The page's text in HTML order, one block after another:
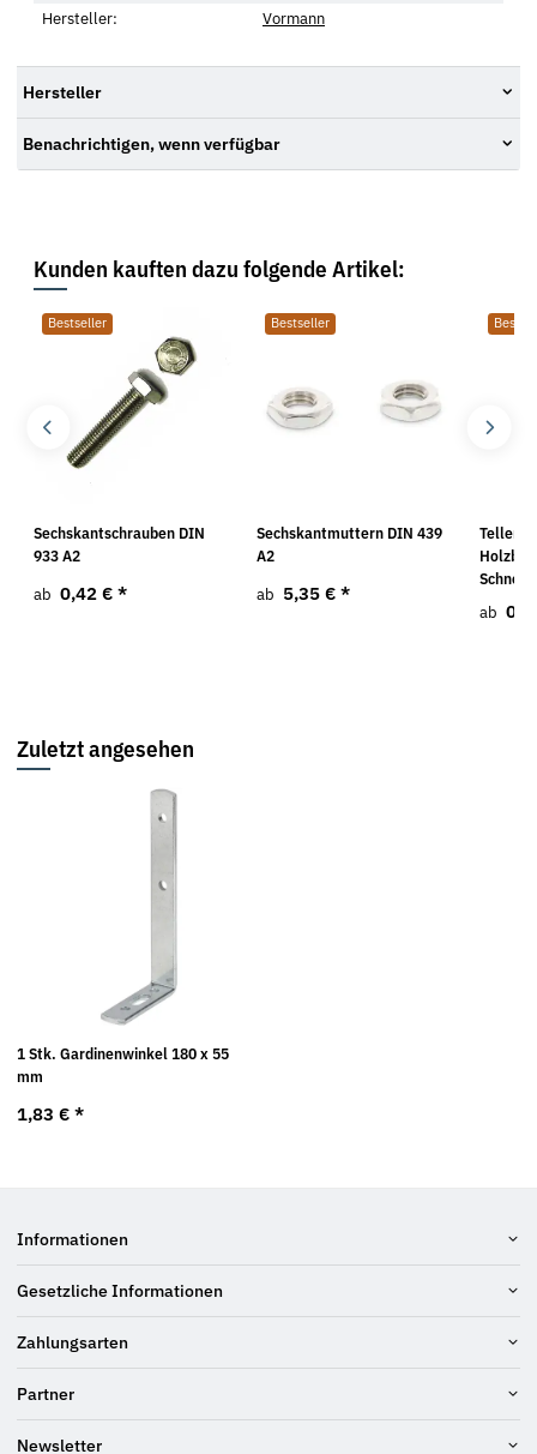
Hersteller:
Vormann
Hersteller
Benachrichtigen, wenn verfügbar
Kunden kauften dazu folgende Artikel:
Bestseller
Sechskantschrauben DIN
933 A2
ab 0,42 € *
Bestseller
Sechskantmuttern DIN 439
A2
ab 5,35 € *
ab
Zuletzt angesehen
1 Stk. Gardinenwinkel 180 x 55
mm
1,83 € *
Informationen
Gesetzliche Informationen
Zahlungsarten
Partner
Newsletter